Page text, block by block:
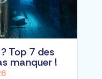
Top 7 des
manquer !